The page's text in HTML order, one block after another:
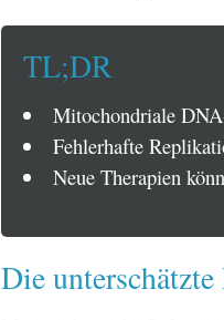
TL;DR
Mitochondriale
Fehlerhafte
Neue Therapien
Die